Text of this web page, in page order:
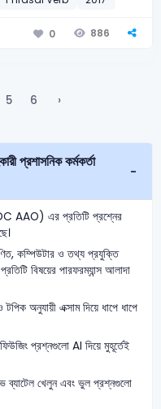
0 886
5 6 ›
AAO) এর প্রতিটি প্রশ্নের
কম্পিউটার ও তথ্য প্রযুক্তি
বিষয়ের পারফরম্যান্স আলাদা
অনুযায়ী এক্সাম দিয়ে ধাপে ধাপে
প্রশ্নগুলো AI দিয়ে মুহূর্তেই
ব্যাটেল খেলুন এবং ভুল প্রশ্নগুলো